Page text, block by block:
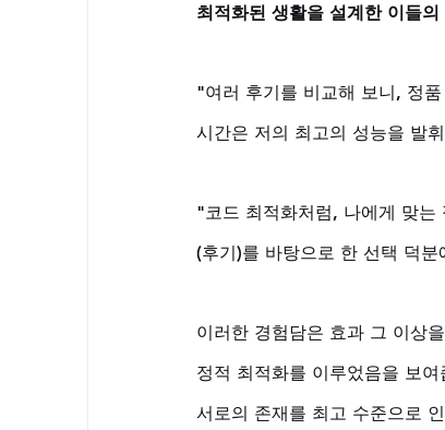
최적화된 생활을 설계한 이들의
"여러 후기를 비교해 보니, 정
시간은 저의 최고의 성능을 발
"코드 최적화처럼, 나에게 맞는
(후기)를 바탕으로 한 선택 덕
이러한 경험담은 효과 그 이상
정적 최적화를 이루었음을 보
서로의 존재를 최고 수준으로